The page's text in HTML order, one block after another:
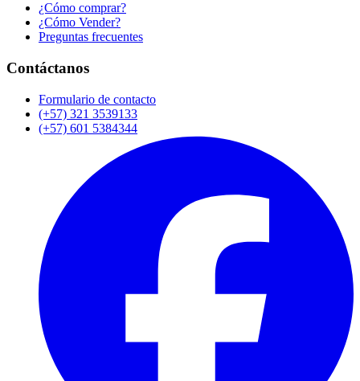
¿Cómo comprar?
¿Cómo Vender?
Preguntas frecuentes
Contáctanos
Formulario de contacto
(+57) 321 3539133
(+57) 601 5384344